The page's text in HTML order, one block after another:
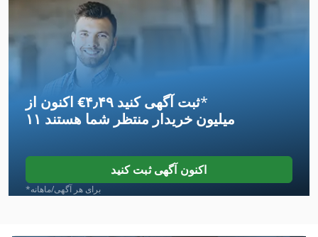
Arburg 221
Arburg 221 55 250
Arburg 270 M
Arburg 305
Arburg 420
Arburg A 220 90 350 Art 585
اکنون از ‎€۴٫۴۹ ثبت آگهی کنید*
۱۱ میلیون خریدار منتظر شما هستند
اکنون آگهی ثبت کنید
*برای هر آگهی/ماهانه